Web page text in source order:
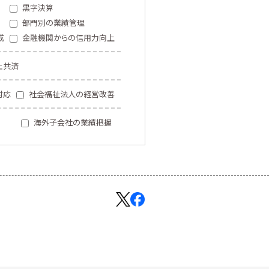
黒字決算
部門別の業績管理
金融機関からの信用力向上
共済
応 社会福祉法人の経営改善
海外子会社の業績把握